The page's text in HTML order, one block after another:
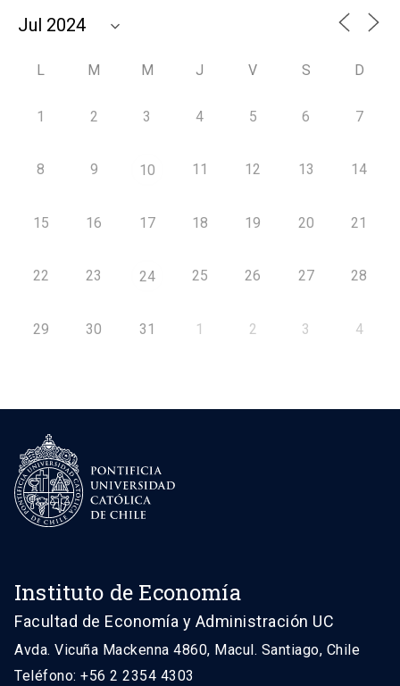
L M M J V S D
1 2 3 4 5 6 7
8 9 10 11 12 13 14
15 16 17 18 19 20 21
22 23 24 25 26 27 28
29 30 31 1 2 3 4
Instituto de Economía
Facultad de Economía y Administración UC
Avda. Vicuña Mackenna 4860, Macul. Santiago, Chile
Teléfono: +56 2 2354 4303